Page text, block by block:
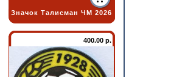
Значок Талисман ЧМ 2026
400.00 р.